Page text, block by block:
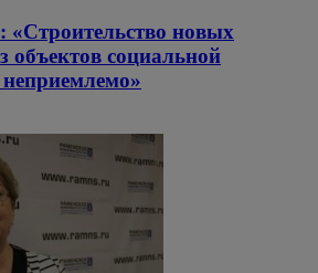
«Строительство новых
объектов социальной